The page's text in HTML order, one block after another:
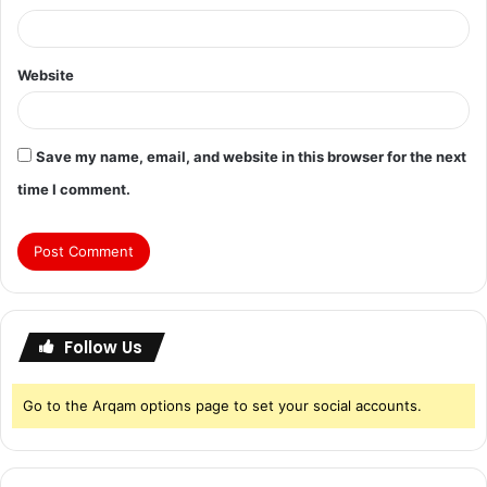
Website
Save my name, email, and website in this browser for the next
time I comment.
Follow Us
Go to the Arqam options page to set your social accounts.